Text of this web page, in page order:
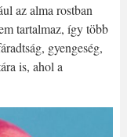
az alma rostban
tartalmaz, így több
gyengeség,
is, ahol a